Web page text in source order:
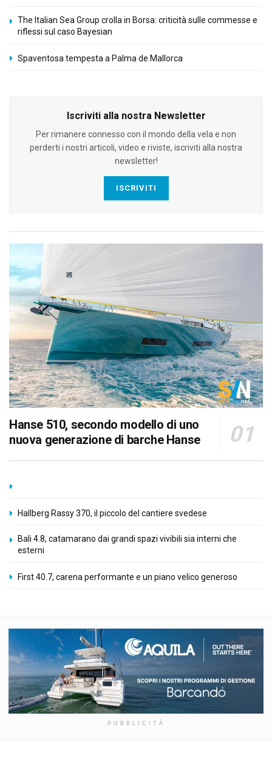
The Italian Sea Group crolla in Borsa: criticità sulle commesse e
riflessi sul caso Bayesian
Spaventosa tempesta a Palma de Mallorca
Iscriviti alla nostra Newsletter
Per rimanere connesso con il mondo della vela e non
perderti i nostri articoli, video e riviste, iscriviti alla nostra
newsletter!
ISCRIVITI
Hanse 510, secondo modello di uno
nuova generazione di barche Hanse
Hallberg Rassy 370, il piccolo del cantiere svedese
Bali 4.8, catamarano dai grandi spazi vivibili sia interni che
esterni
First 40.7, carena performante e un piano velico generoso
PUBBLICITÀ